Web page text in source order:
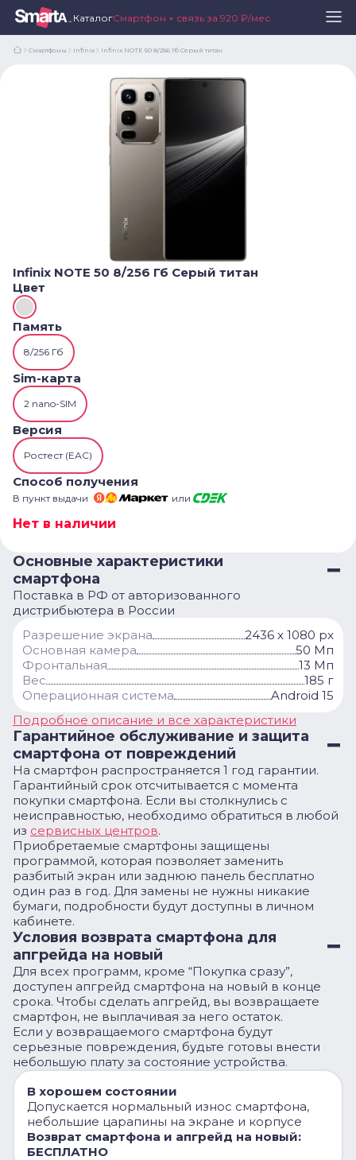
КаталогСмартфон + связь за 920 ₽/мес
Смартфоны Infinix Infinix NOTE 50 8/256 Гб Серый титан
Infinix NOTE 50 8/256 Гб Серый титан
Цвет
Память
8/256 Гб
Sim-карта
2 nano-SIM
Версия
Ростест (ЕАС)
Способ получения
В пункт выдачи или
Нет в наличии
Основные характеристики
смартфона
Поставка в РФ от авторизованного
дистрибьютера в России
Разрешение экрана
2436 x 1080 px
Основная камера
50 Мп
Фронтальная
13 Мп
Вес
185 г
Операционная система
Android 15
Подробное описание и все характеристики
Гарантийное обслуживание и защита
смартфона от повреждений
На смартфон распространяется 1 год гарантии.
Гарантийный срок отсчитывается с момента
покупки смартфона. Если вы столкнулись с
неисправностью, необходимо обратиться в любой
из сервисных центров.
Приобретаемые смартфоны защищены
программой, которая позволяет заменить
разбитый экран или заднюю панель бесплатно
один раз в год. Для замены не нужны никакие
бумаги, подробности будут доступны в личном
кабинете.
Условия возврата смартфона для
апгрейда на новый
Для всех программ, кроме “Покупка сразу”,
доступен апгрейд смартфона на новый в конце
срока. Чтобы сделать апгрейд, вы возвращаете
смартфон, не выплачивая за него остаток.
Если у возвращаемого смартфона будут
серьезные повреждения, будьте готовы внести
небольшую плату за состояние устройства.
В хорошем состоянии
Допускается нормальный износ смартфона,
небольшие царапины на экране и корпусе
Возврат смартфона и апгрейд на новый:
БЕСПЛАТНО